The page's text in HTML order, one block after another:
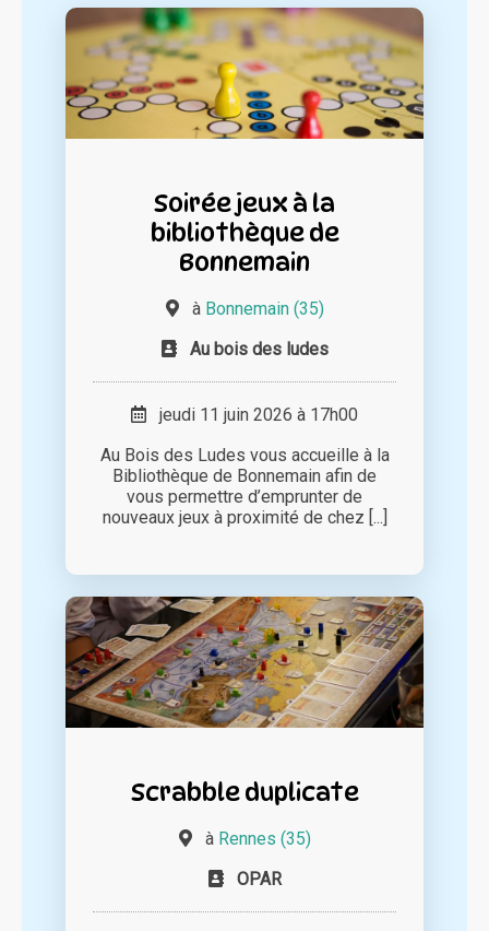
Soirée jeux à la
bibliothèque de
Bonnemain
à Bonnemain (35)
Au bois des ludes
jeudi 11 juin 2026 à 17h00
Au Bois des Ludes vous accueille à la
Bibliothèque de Bonnemain afin de
vous permettre d’emprunter de
nouveaux jeux à proximité de chez [...]
Scrabble duplicate
à Rennes (35)
OPAR